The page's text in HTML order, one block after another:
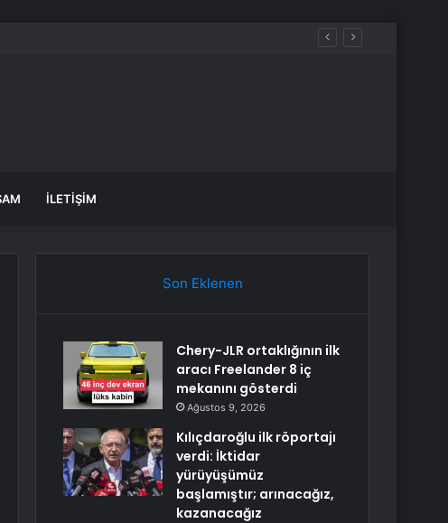
İLETIŞIM
Son Eklenen
Chery-JLR ortaklığının ilk
aracı Freelander 8 iç
mekanını gösterdi
Ağustos 9, 2026
Kılıçdaroğlu ilk röportajı
verdi: İktidar
yürüyüşümüz
başlamıştır; arınacağız,
kazanacağız